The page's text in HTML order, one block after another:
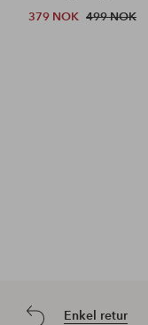
379 NOK 499 NOK
Enkel retur